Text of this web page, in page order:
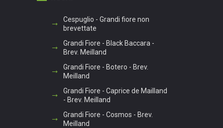
Cespuglio - Grandi fiore non
brevettate
Grandi Fiore - Black Baccara -
Brev. Meilland
Grandi Fiore - Botero - Brev.
Meilland
Grandi Fiore - Caprice de Mailland
- Brev. Meilland
Grandi Fiore - Cosmos - Brev.
Meilland